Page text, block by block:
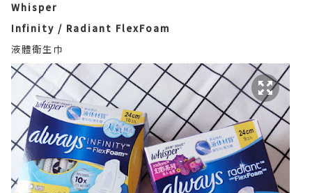
Whisper
Infinity / Radiant FlexFoam
液體衛生巾